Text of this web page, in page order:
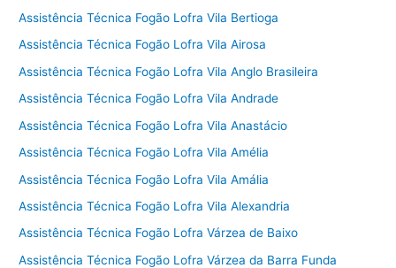
Assistência Técnica Fogão Lofra Vila Bertioga
Assistência Técnica Fogão Lofra Vila Airosa
Assistência Técnica Fogão Lofra Vila Anglo Brasileira
Assistência Técnica Fogão Lofra Vila Andrade
Assistência Técnica Fogão Lofra Vila Anastácio
Assistência Técnica Fogão Lofra Vila Amélia
Assistência Técnica Fogão Lofra Vila Amália
Assistência Técnica Fogão Lofra Vila Alexandria
Assistência Técnica Fogão Lofra Várzea de Baixo
Assistência Técnica Fogão Lofra Várzea da Barra Funda